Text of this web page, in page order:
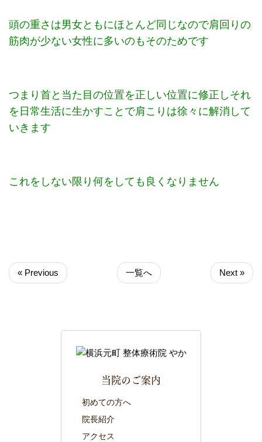
頭の重さは男女ともにほとんど同じなので肩回りの
筋肉が少ない女性に多いのもそのためです
つまり首と当た目の位置を正しい位置に修正しそれ
を日常生活に生かすことで肩こりは徐々に解消して
いきます
これをしない限り何をしても良くなりません
« Previous 一覧へ Next »
当院のご案内
初めての方へ
院長紹介
アクセス